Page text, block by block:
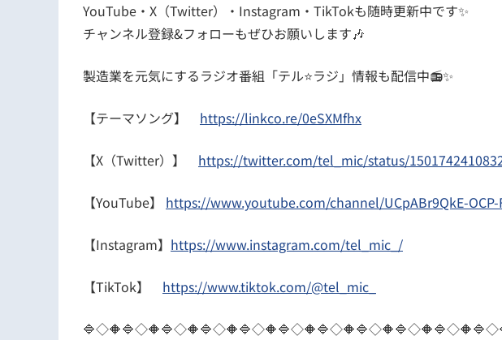
YouTube・X（Twitter）・Instagram・TikTokも随時更新中です✨
チャンネル登録&フォローもぜひお願いします🎶
製造業を元気にするラジオ番組「テル⭐️ラジ」情報も配信中📻✨
【テーマソング】 https://linkco.re/0eSXMfhx
【X（Twitter）】 https://twitter.com/tel_mic/status/
【YouTube】 https://www.youtube.com/channel/UCpABr9QkE-OCP-
【Instagram】 https://www.instagram.com/tel_mic_/
【TikTok】 https://www.tiktok.com/@tel_mic_